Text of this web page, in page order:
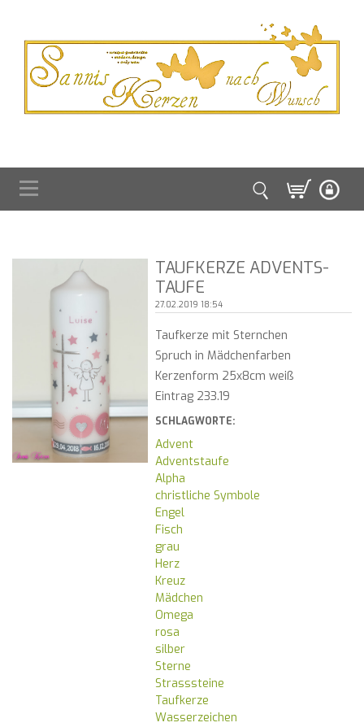
TAUFKERZE ADVENTS-
TAUFE
27.02.2019 18:54
Taufkerze mit Sternchen
Spruch in Mädchenfarben
Kerzenform 25x8cm weiß
Eintrag 233.19
SCHLAGWORTE:
Advent
Adventstaufe
Alpha
christliche Symbole
Engel
Fisch
grau
Herz
Kreuz
Mädchen
Omega
rosa
silber
Sterne
Strasssteine
Taufkerze
Wasserzeichen